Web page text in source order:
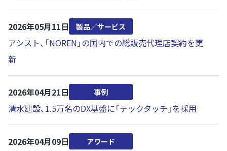
2026年05月11日 製品／サービス
アシスト、「NOREN」の国内での総販売代理店契約を更
新
2026年04月21日 事例
清水建設、1.5万名のDX基盤に「テックタッチ」を採用
2026年04月09日 アワード